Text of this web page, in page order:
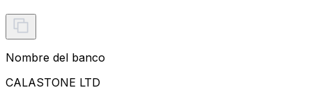
Nombre del banco
CALASTONE LTD